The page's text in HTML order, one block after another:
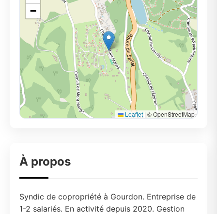
−
Leaflet | © OpenStreetMap
À propos
Syndic de copropriété à Gourdon. Entreprise de
1-2 salariés. En activité depuis 2020. Gestion